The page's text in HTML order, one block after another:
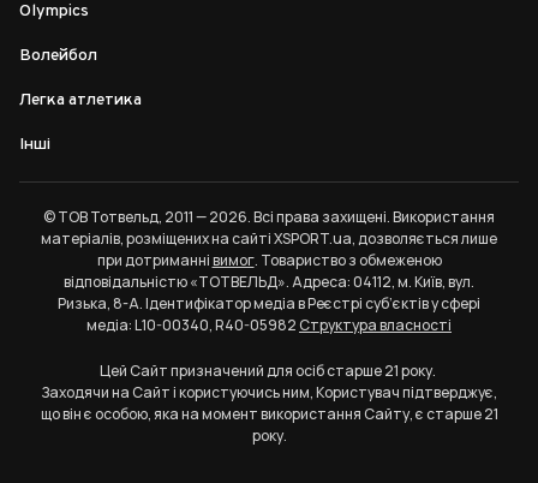
Olympics
Волейбол
Легка атлетика
Інші
© ТОВ Тотвельд, 2011 — 2026. Всі права захищені. Використання
матеріалів, розміщених на сайті XSPORT.ua, дозволяється лише
при дотриманнівимог. Товариство з обмеженою
відповідальністю «ТОТВЕЛЬД». Адреса: 04112, м. Київ, вул.
Ризька, 8-А. Ідентифікатор медіа в Реєстрі суб’єктів у сфері
медіа: L10-00340, R40-05982Структура власності
Цей Сайт призначений для осіб старше 21 року.
Заходячи на Сайт і користуючись ним, Користувач підтверджує,
що він є особою, яка на момент використання Сайту, є старше 21
року.